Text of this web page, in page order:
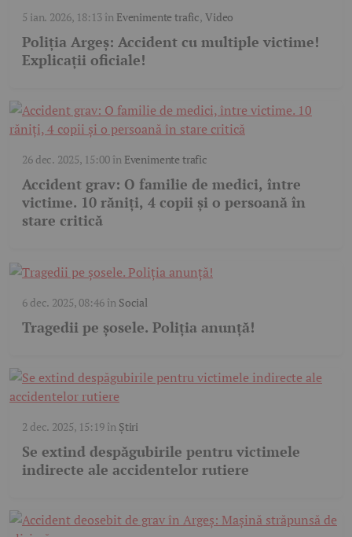
5 ian. 2026, 18:13în Evenimente trafic,Video
Poliția Argeș: Accident cu multiple victime!
Explicații oficiale!
26 dec. 2025, 15:00în Evenimente trafic
Accident grav: O familie de medici, între
victime. 10 răniți, 4 copii și o persoană în
stare critică
6 dec. 2025, 08:46în Social
Tragedii pe șosele. Poliția anunță!
2 dec. 2025, 15:19în Știri
Se extind despăgubirile pentru victimele
indirecte ale accidentelor rutiere